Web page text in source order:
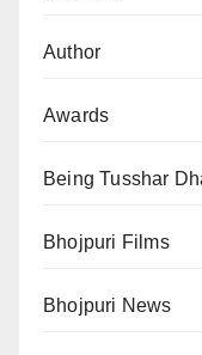
Author
Awards
Being Tusshar
Bhojpuri Films
Bhojpuri News